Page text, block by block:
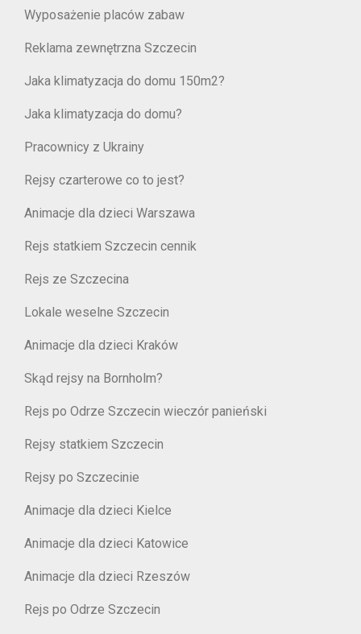
Wyposażenie placów zabaw
Reklama zewnętrzna Szczecin
Jaka klimatyzacja do domu 150m2?
Jaka klimatyzacja do domu?
Pracownicy z Ukrainy
Rejsy czarterowe co to jest?
Animacje dla dzieci Warszawa
Rejs statkiem Szczecin cennik
Rejs ze Szczecina
Lokale weselne Szczecin
Animacje dla dzieci Kraków
Skąd rejsy na Bornholm?
Rejs po Odrze Szczecin wieczór panieński
Rejsy statkiem Szczecin
Rejsy po Szczecinie
Animacje dla dzieci Kielce
Animacje dla dzieci Katowice
Animacje dla dzieci Rzeszów
Rejs po Odrze Szczecin